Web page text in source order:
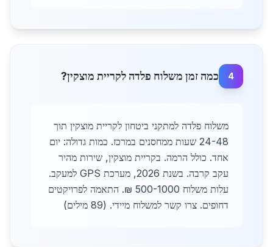
4 כמה זמן משלוח פלדה לקריית מוצקין?
משלוח פלדה למתקני ביטחון לקריית מוצקין תוך
24-48 שעות ממחסנים במרכז. כמות גדולה: יום
אחד. כולל הרמה. בקריית מוצקין, שירות מהיר
עקב קרבה. בשנת 2026, מערכת GPS למעקב.
עלות משלוח 500-1000 ₪. התאמה לפרויקטים
דחופים. צרו קשר למשלוח מיידי. (89 מילים)